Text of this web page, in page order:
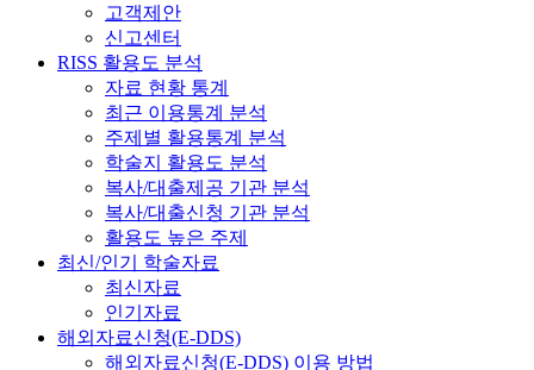
고객제안
신고센터
RISS 활용도 분석
자료 현황 통계
최근 이용통계 분석
주제별 활용통계 분석
학술지 활용도 분석
복사/대출제공 기관 분석
복사/대출신청 기관 분석
활용도 높은 주제
최신/인기 학술자료
최신자료
인기자료
해외자료신청(E-DDS)
해외자료신청(E-DDS) 이용 방법